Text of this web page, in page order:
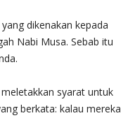
dikenakan kepada
Nabi Musa. Sebab itu
syarat untuk
berkata: kalau mereka